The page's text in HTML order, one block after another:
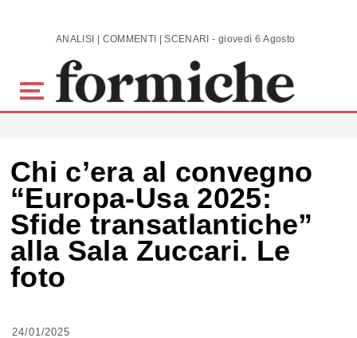
Skip to main content ANALISI | COMMENTI | SCENARI - giovedì 6 Agosto 2026
Chi c’era al convegno
“Europa-Usa 2025:
Sfide transatlantiche”
alla Sala Zuccari. Le
foto
24/01/2025